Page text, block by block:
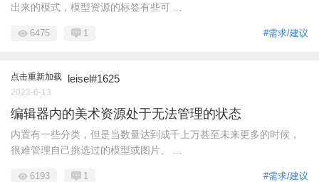
出来的模式，模型资源的标签有些可 ...
#需求/建议
6475 1
点击重新加载 leisel#1625
2023-6-13
编辑器内的美术资源处于无法管理的状态
内置有一些分类，但是当数量达到成千上万甚至未来更多的时候，
很难管理自己挑选过的模型或图片、 ...
#需求/建议
6193 1